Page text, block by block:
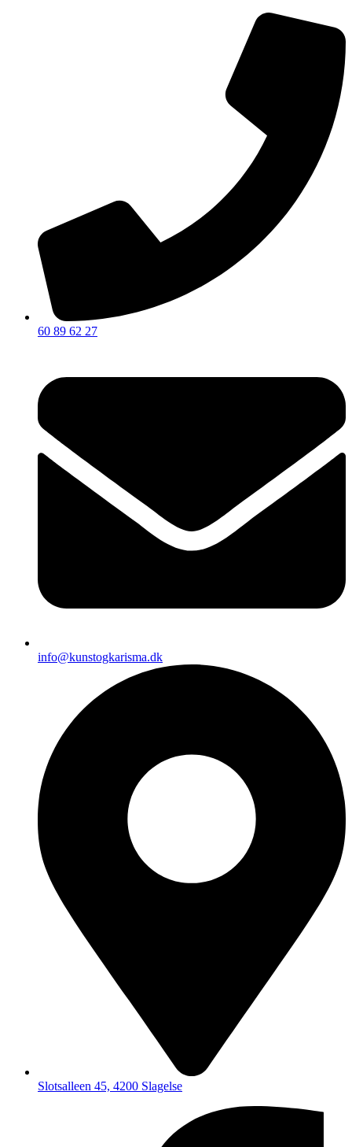
60 89 62 27
info@kunstogkarisma.dk
Slotsalleen 45, 4200 Slagelse